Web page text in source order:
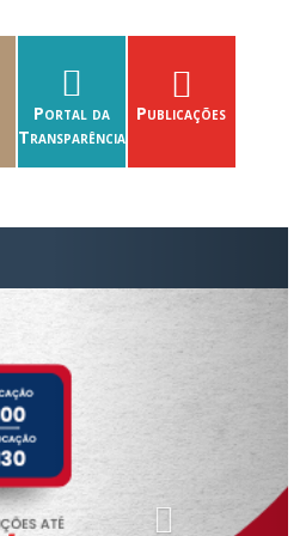
Portal da
Transparência
Publicações